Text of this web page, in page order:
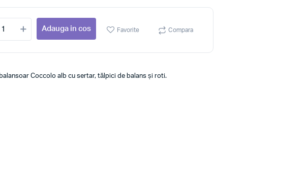
Adauga in cos Favorite Compara
Coccolo alb cu sertar, tălpici de balans și roti.